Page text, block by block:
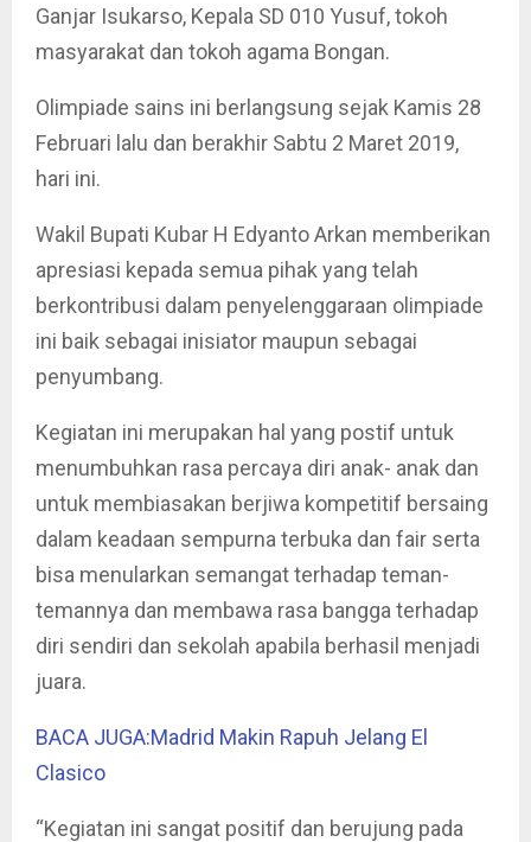
Ganjar Isukarso, Kepala SD 010 Yusuf, tokoh
masyarakat dan tokoh agama Bongan.
Olimpiade sains ini berlangsung sejak Kamis 28
Februari lalu dan berakhir Sabtu 2 Maret 2019,
hari ini.
Wakil Bupati Kubar H Edyanto Arkan memberikan
apresiasi kepada semua pihak yang telah
berkontribusi dalam penyelenggaraan olimpiade
ini baik sebagai inisiator maupun sebagai
penyumbang.
Kegiatan ini merupakan hal yang postif untuk
menumbuhkan rasa percaya diri anak- anak dan
untuk membiasakan berjiwa kompetitif bersaing
dalam keadaan sempurna terbuka dan fair serta
bisa menularkan semangat terhadap teman-
temannya dan membawa rasa bangga terhadap
diri sendiri dan sekolah apabila berhasil menjadi
juara.
BACA JUGA:Madrid Makin Rapuh Jelang El
Clasico
“Kegiatan ini sangat positif dan berujung pada